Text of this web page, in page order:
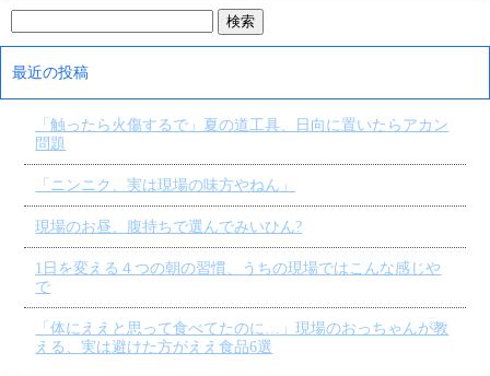
最近の投稿
「触ったら火傷するで」夏の道工具、日向に置いたらアカン
問題
「ニンニク、実は現場の味方やねん」
現場のお昼、腹持ちで選んでみいひん?
1日を変える４つの朝の習慣、うちの現場ではこんな感じや
で
「体にええと思って食べてたのに…」現場のおっちゃんが教
える、実は避けた方がええ食品6選